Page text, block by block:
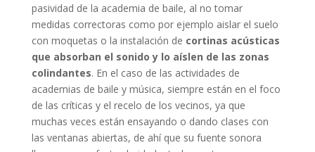
pasividad de la academia de baile, al no tomar
medidas correctoras como por ejemplo aislar el suelo
con moquetas o la instalación de cortinas acústicas
que absorban el sonido y lo aíslen de las zonas
colindantes. En el caso de las actividades de
academias de baile y música, siempre están en el foco
de las críticas y el recelo de los vecinos, ya que
muchas veces están ensayando o dando clases con
las ventanas abiertas, de ahí que su fuente sonora